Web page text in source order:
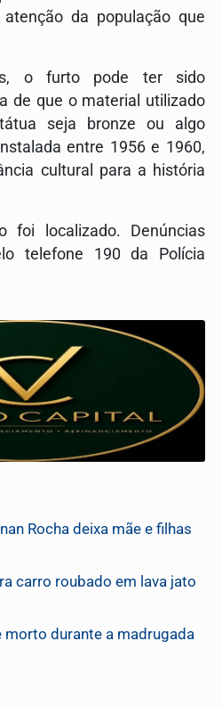
da população que
o furto pode ter sido
de que o material utilizado
seja bronze ou algo
entre 1956 e 1960,
cultural para a história
foi localizado. Denúncias
telefone 190 da Polícia
Rocha deixa mãe e filhas
carro roubado em lava jato
durante a madrugada